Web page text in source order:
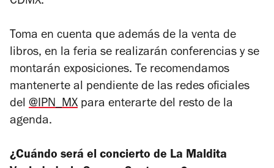
Toma en cuenta que además de la venta de
libros, en la feria se realizarán conferencias y se
montarán exposiciones. Te recomendamos
mantenerte al pendiente de las redes oficiales
del @IPN_MX para enterarte del resto de la
agenda.
¿Cuándo será el concierto de La Maldita